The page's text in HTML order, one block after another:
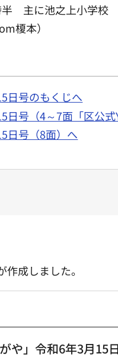
主に池之上小学校
榎本）
日号のもくじへ
日号（4～7面「区公
日号（8面）へ
成しました。
や」令和6年3月15